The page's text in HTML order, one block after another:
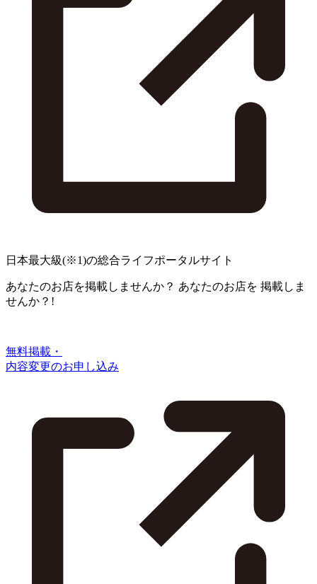
日本最大級(※1)の総合ライフポータルサイト
あなたのお店を掲載しませんか？ あなたのお店を 掲載しま
せんか？!
無料掲載・
内容変更のお申し込み